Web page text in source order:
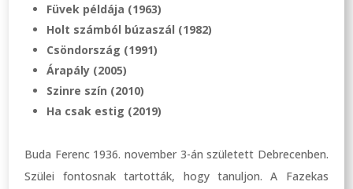
Füvek példája (1963)
Holt számból búzaszál (1982)
Csöndország (1991)
Árapály (2005)
Szinre szín (2010)
Ha csak estig (2019)
Buda Ferenc 1936. november 3-án született Debrecenben.
Szülei fontosnak tartották, hogy tanuljon. A Fazekas